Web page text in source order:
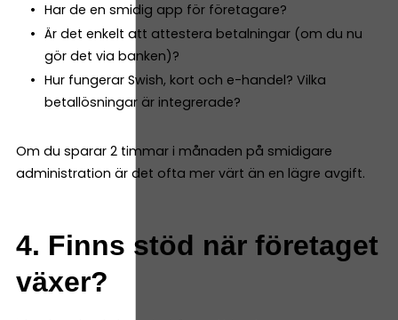
Har de en smidig app för företagare?
Är det enkelt att attestera betalningar (om du nu
gör det via banken)?
Hur fungerar Swish, kort och e-handel? Vilka
betallösningar är integrerade?
Om du sparar 2 timmar i månaden på smidigare
administration är det ofta mer värt än en lägre avgift.
4. Finns stöd när företaget
växer?